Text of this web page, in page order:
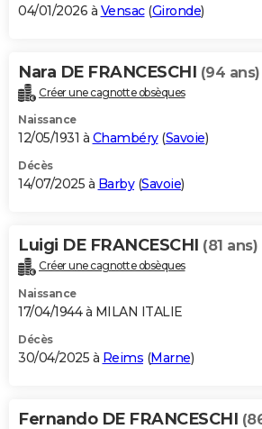
04/01/2026 à Vensac(Gironde)
Nara DE FRANCESCHI (94 ans)
Créer une cagnotte obsèques
Naissance
12/05/1931 à Chambéry(Savoie)
Décès
14/07/2025 à Barby(Savoie)
Luigi DE FRANCESCHI (81 ans)
Créer une cagnotte obsèques
Naissance
17/04/1944 à MILAN ITALIE
Décès
30/04/2025 à Reims (Marne)
Fernando DE FRANCESCHI